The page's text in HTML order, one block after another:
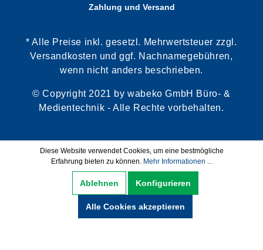
Zahlung und Versand
* Alle Preise inkl. gesetzl. Mehrwertsteuer zzgl.
Versandkosten und ggf. Nachnamegebühren,
wenn nicht anders beschrieben.
© Copyright 2021 by wabeko GmbH Büro- &
Medientechnik - Alle Rechte vorbehalten.
Diese Website verwendet Cookies, um eine bestmögliche
Erfahrung bieten zu können. Mehr Informationen ...
Ablehnen Konfigurieren
Alle Cookies akzeptieren